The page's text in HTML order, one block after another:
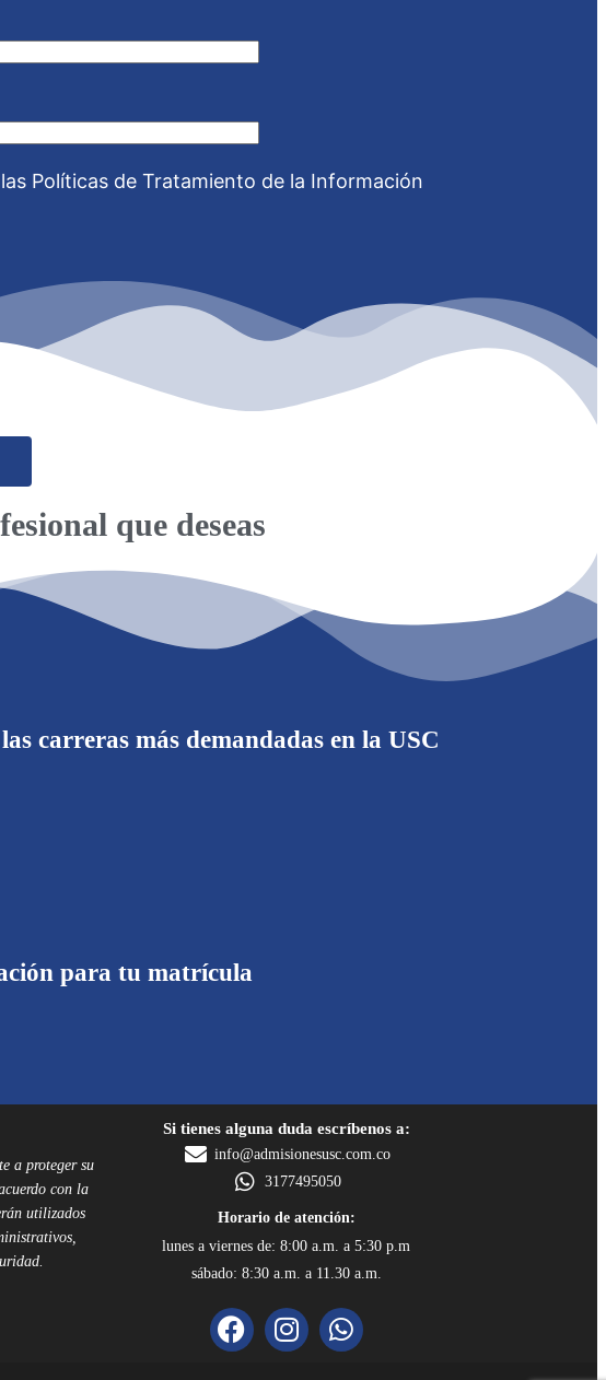
Políticas de Tratamiento de la Información
que deseas
carreras más demandadas en la USC
para tu matrícula
a proteger su
con la
utilizados
Si tienes alguna duda escríbenos a:
info@admisionesusc.com.co
3177495050
Horario de atención:
lunes a viernes de: 8:00 a.m. a 5:30 p.m
sábado: 8:30 a.m. a 11.30 a.m.